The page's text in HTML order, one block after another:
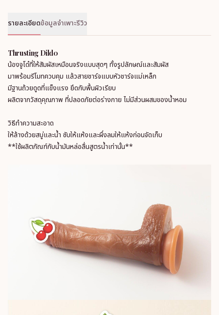
รายละเอียดข้อมูลจำเพาะรีวิว
Thrusting Dild0
น้องจูโด๋ที่ให้สัมผัสเหมือนจริงแบบสุดๆ ทั้งรูปลักษณ์และสัมผัส
มาพร้อมรีโมทควบคุม แล้วสายชาร์จแบบหัวชาร์จแม่เหล็ก
มีฐานถ้วยดูดที่แข็งแรง ยึดกับพื้นผิวเรียบ
ผลิตจากวัสดุคุณภาพ ที่ปลอดภัยต่อร่างกาย ไม่มีส่วนผสมของน้ำหอม
วิธีทำความสะอาด
ให้ล้างด้วยสบู่และน้ำ ซับให้แห้งและผึ่งลมให้แห้งก่อนจัดเก็บ
**ใช้ผลิตภัณฑ์กับน้ำมันหล่อลื่นสูตรน้ำเท่านั้น**